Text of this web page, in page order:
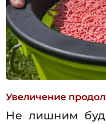
Увеличение
Не лишним